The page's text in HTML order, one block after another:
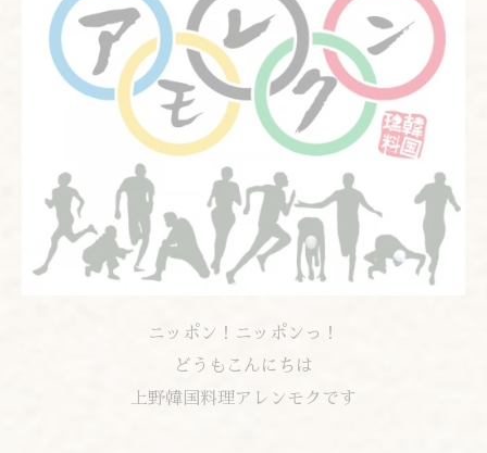
ニッポン！ニッポンっ！
どうもこんにちは
上野韓国料理アレンモクです